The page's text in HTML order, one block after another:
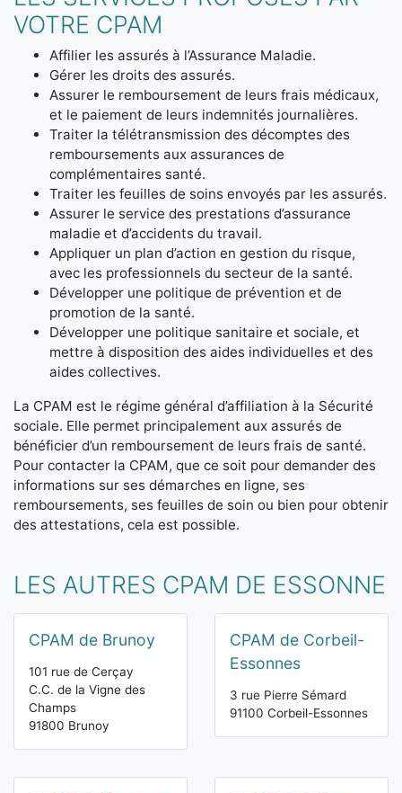
VOTRE CPAM
Affilier les assurés à l’Assurance Maladie.
Gérer les droits des assurés.
Assurer le remboursement de leurs frais médicaux,
et le paiement de leurs indemnités journalières.
Traiter la télétransmission des décomptes des
remboursements aux assurances de
complémentaires santé.
Traiter les feuilles de soins envoyés par les assurés.
Assurer le service des prestations d’assurance
maladie et d’accidents du travail.
Appliquer un plan d’action en gestion du risque,
avec les professionnels du secteur de la santé.
Développer une politique de prévention et de
promotion de la santé.
Développer une politique sanitaire et sociale, et
mettre à disposition des aides individuelles et des
aides collectives.
La CPAM est le régime général d’affiliation à la Sécurité
sociale. Elle permet principalement aux assurés de
bénéficier d’un remboursement de leurs frais de santé.
Pour contacter la CPAM, que ce soit pour demander des
informations sur ses démarches en ligne, ses
remboursements, ses feuilles de soin ou bien pour obtenir
des attestations, cela est possible.
LES AUTRES CPAM DE ESSONNE
CPAM de Brunoy
101 rue de Cerçay
C.C. de la Vigne des
Champs
91800 Brunoy
CPAM de Corbeil-
Essonnes
3 rue Pierre Sémard
91100 Corbeil-Essonnes